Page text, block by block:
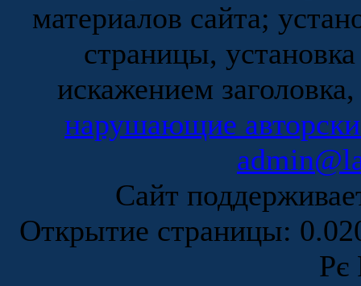
материалов сайта;
страницы,
искажением
нарушающие
Сайт
Открытие страницы:
Рє